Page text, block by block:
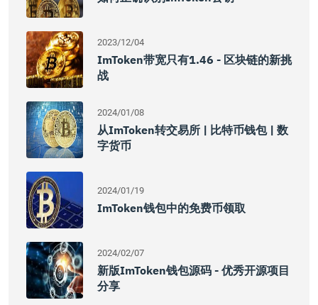
2023/12/04
ImToken带宽只有1.46 - 区块链的新挑
战
2024/01/08
从imToken转交易所 | 比特币钱包 | 数
字货币
2024/01/19
ImToken钱包中的免费币领取
2024/02/07
新版imToken钱包源码 - 优秀开源项目
分享